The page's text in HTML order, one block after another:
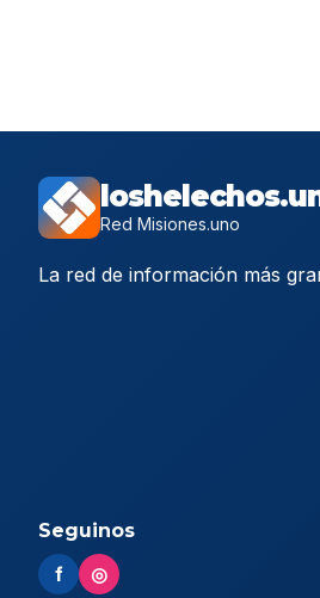
Red Misiones.uno
La red de información más
Seguinos
f ◎